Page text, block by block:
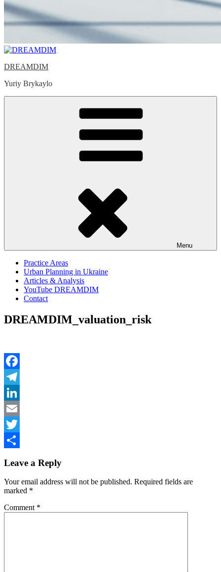
DREAMDIM
Yuriy Brykaylo
Menu
Practice Areas
Urban Planning in Ukraine
Articles & Analysis
YouTube DREAMDIM
Contact
DREAMDIM_valuation_risk
Facebook
Telegram
LinkedIn
Email
Twitter
Leave a Reply
Your email address will not be published. Required fields are
marked *
Comment *